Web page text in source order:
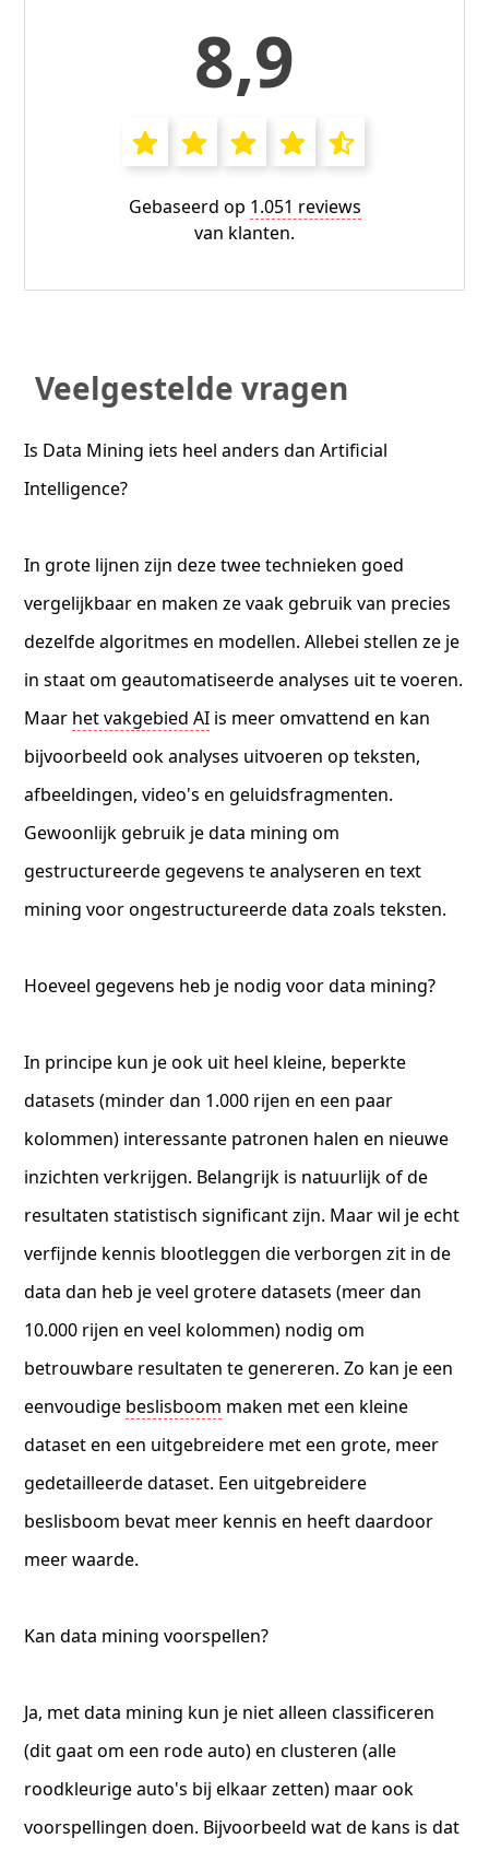
8,9
Gebaseerd op 1.051 reviews
van klanten.
Veelgestelde vragen
Is Data Mining iets heel anders dan Artificial
Intelligence?
In grote lijnen zijn deze twee technieken goed
vergelijkbaar en maken ze vaak gebruik van precies
dezelfde algoritmes en modellen. Allebei stellen ze je
in staat om geautomatiseerde analyses uit te voeren.
Maar het vakgebied AI is meer omvattend en kan
bijvoorbeeld ook analyses uitvoeren op teksten,
afbeeldingen, video's en geluidsfragmenten.
Gewoonlijk gebruik je data mining om
gestructureerde gegevens te analyseren en text
mining voor ongestructureerde data zoals teksten.
Hoeveel gegevens heb je nodig voor data mining?
In principe kun je ook uit heel kleine, beperkte
datasets (minder dan 1.000 rijen en een paar
kolommen) interessante patronen halen en nieuwe
inzichten verkrijgen. Belangrijk is natuurlijk of de
resultaten statistisch significant zijn. Maar wil je echt
verfijnde kennis blootleggen die verborgen zit in de
data dan heb je veel grotere datasets (meer dan
10.000 rijen en veel kolommen) nodig om
betrouwbare resultaten te genereren. Zo kan je een
eenvoudige beslisboom maken met een kleine
dataset en een uitgebreidere met een grote, meer
gedetailleerde dataset. Een uitgebreidere
beslisboom bevat meer kennis en heeft daardoor
meer waarde.
Kan data mining voorspellen?
Ja, met data mining kun je niet alleen classificeren
(dit gaat om een rode auto) en clusteren (alle
roodkleurige auto's bij elkaar zetten) maar ook
voorspellingen doen. Bijvoorbeeld wat de kans is dat